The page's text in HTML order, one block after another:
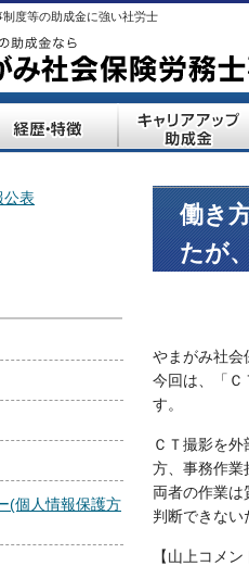
制度等の助成金に強い社労士
働き
たが
やまがみ社会
今回は、「Ｃ
す。
ＣＴ撮影を
方、事務作業
両者の作業
判断できない
【山上コメン
公表
(個人情報保護方